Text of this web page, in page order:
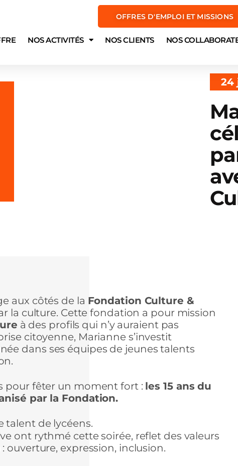
OFFRES D'EMPLOI ET MISSIONS
NOS ACTIVITÉS NOS CLIENTS NOS
24
aux côtés de la Fondation Culture &
la culture. Cette fondation a pour mission
à des profils qui n’y auraient pas
citoyenne, Marianne s’investit
dans ses équipes de jeunes talents
pour fêter un moment fort : les 15 ans du
par la Fondation.
talent de lycéens.
ont rythmé cette soirée, reflet des valeurs
ouverture, expression, inclusion.